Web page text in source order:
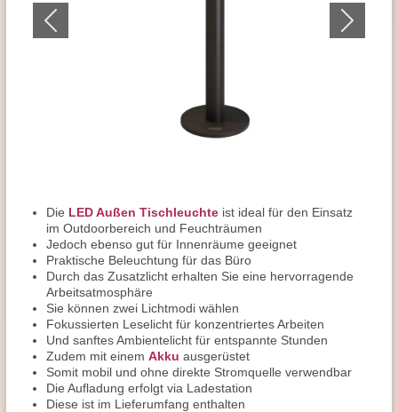
Die LED Außen Tischleuchte ist ideal für den Einsatz
im Outdoorbereich und Feuchträumen
Jedoch ebenso gut für Innenräume geeignet
Praktische Beleuchtung für das Büro
Durch das Zusatzlicht erhalten Sie eine hervorragende
Arbeitsatmosphäre
Sie können zwei Lichtmodi wählen
Fokussierten Leselicht für konzentriertes Arbeiten
Und sanftes Ambientelicht für entspannte Stunden
Zudem mit einem Akku ausgerüstet
Somit mobil und ohne direkte Stromquelle verwendbar
Die Aufladung erfolgt via Ladestation
Diese ist im Lieferumfang enthalten